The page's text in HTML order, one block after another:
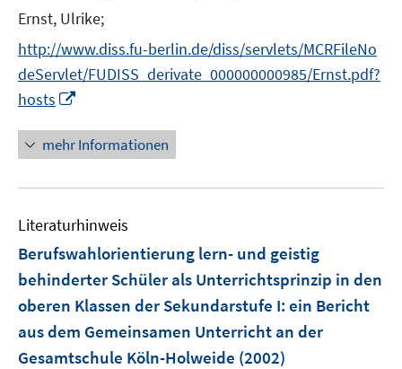
f
n
Ernst, Ulrike;
http://www.diss.fu-berlin.de/diss/servlets/MCRFileNo
deServlet/FUDISS_derivate_000000000985/Ernst.pdf?
hosts
n
e
u
m
F
n
s
t
e
mehr Informationen
Literaturhinweis
Berufswahlorientierung lern- und geistig
behinderter Schüler als Unterrichtsprinzip in den
oberen Klassen der Sekundarstufe I: ein Bericht
aus dem Gemeinsamen Unterricht an der
Gesamtschule Köln-Holweide (2002)